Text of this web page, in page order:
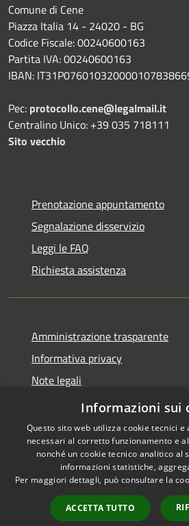
Comune di Cene
Piazza Italia 14 - 24020 - BG
Codice Fiscale: 00240600163
Partita IVA: 00240600163
IBAN:
Pec: protocollo.cene@legalmail.it
Centralino Unico: +39 035 718111
Sito vecchio
Prenotazione appuntamento
Segnalazione disservizio
Leggi le FAQ
Richiesta assistenza
Amministrazione trasparente
Informativa privacy
Note legali
Dichiarazione di accessibilità
Accessibilità
Informazioni sui
Questo sito web utilizza cookie tecnici
necessari al corretto funzionamento e
nonché un cookie tecnico analitico al
informazioni statistiche,
Per maggiori dettagli, può consultare la
ACCETTA TUTTO